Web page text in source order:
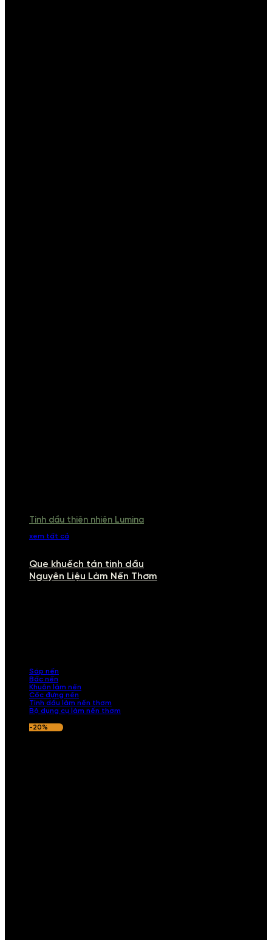
Tinh dầu thiên nhiên Lumina
xem tất cả
Que khuếch tán tinh dầu
Nguyên Liệu Làm Nến Thơm
Sáp nến
Bấc nến
Khuôn làm nến
Cốc đựng nến
Tinh dầu làm nến thơm
Bộ dụng cụ làm nến thơm
-20%